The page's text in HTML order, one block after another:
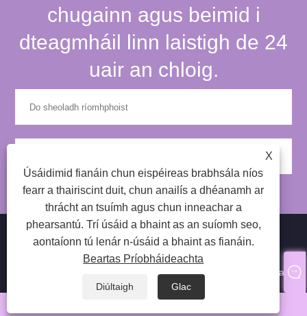
chugainn agus beimid i
dteagmháil linn laistigh de 24
uair an chloig.
X
Úsáidimid fianáin chun eispéireas brabhsála níos
fearr a thairiscint duit, chun anailís a dhéanamh ar
thrácht an tsuímh agus chun inneachar a
phearsantú. Trí úsáid a bhaint as an suíomh seo,
aontaíonn tú lenár n-úsáid a bhaint as fianáin.
Beartas Príobháideachta
Diúltaigh
Glac
Cóipcheart © 2024 Qingdao SP Eyelash Co., Ltd Gach ceart ar